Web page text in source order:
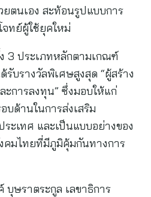
ตนเอง สะท้อนรูปแบบการ
ทย์ผู้ใช้ยุคใหม่
3 ประเภทหลักตามเกณฑ์
รับรางวัลพิเศษสูงสุด “ผู้สร้าง
ะการลงทุน” ซึ่งมอบให้แก่
บด้านในการส่งเสริม
ะเทศ และเป็นแบบอย่างของ
คมไทยที่มีภูมิคุ้มกันทางการ
บุษราตระกูล เลขาธิการ